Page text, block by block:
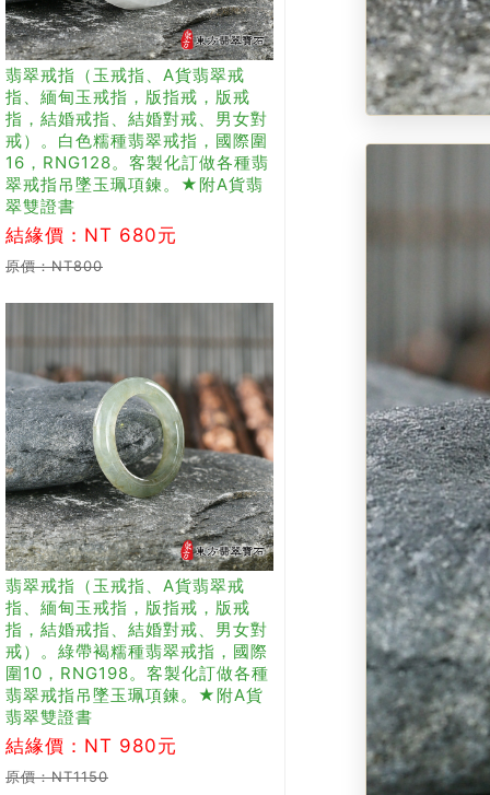
翡翠戒指（玉戒指、A貨翡翠戒
指、緬甸玉戒指，版指戒，版戒
指，結婚戒指、結婚對戒、男女對
戒）。白色糯種翡翠戒指，國際圍
16，RNG128。客製化訂做各種翡
翠戒指吊墜玉珮項鍊。★附A貨翡
翠雙證書
結緣價：NT 680元
原價：NT800
翡翠戒指（玉戒指、A貨翡翠戒
指、緬甸玉戒指，版指戒，版戒
指，結婚戒指、結婚對戒、男女對
戒）。綠帶褐糯種翡翠戒指，國際
圍10，RNG198。客製化訂做各種
翡翠戒指吊墜玉珮項鍊。★附A貨
翡翠雙證書
結緣價：NT 980元
原價：NT1150